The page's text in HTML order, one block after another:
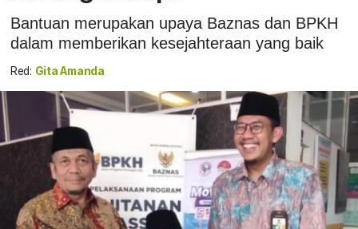
Bantuan merupakan upaya Baznas dan BPKH
dalam memberikan kesejahteraan yang baik
Red: Gita Amanda